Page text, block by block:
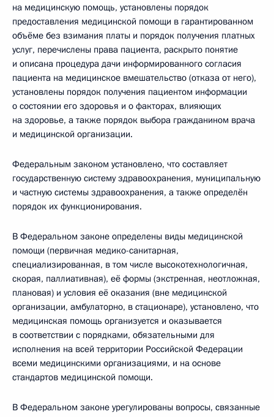
на медицинскую помощь, установлены порядок
предоставления медицинской помощи в гарантированном
объёме без взимания платы и порядок получения платных
услуг, перечислены права пациента, раскрыто понятие
и описана процедура дачи информированного согласия
пациента на медицинское вмешательство (отказа от него),
установлены порядок получения пациентом информации
о состоянии его здоровья и о факторах, влияющих
на здоровье, а также порядок выбора гражданином врача
и медицинской организации.
Федеральным законом установлено, что составляет
государственную систему здравоохранения, муниципальную
и частную системы здравоохранения, а также определён
порядок их функционирования.
В Федеральном законе определены виды медицинской
помощи (первичная медико-санитарная,
специализированная, в том числе высокотехнологичная,
скорая, паллиативная), её формы (экстренная, неотложная,
плановая) и условия её оказания (вне медицинской
организации, амбулаторно, в стационаре), установлено, что
медицинская помощь организуется и оказывается
в соответствии с порядками, обязательными для
исполнения на всей территории Российской Федерации
всеми медицинскими организациями, и на основе
стандартов медицинской помощи.
В Федеральном законе урегулированы вопросы, связанные